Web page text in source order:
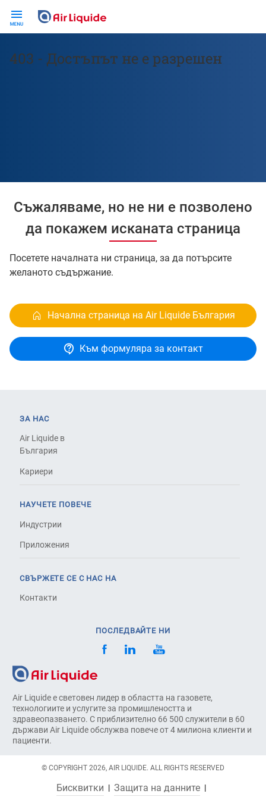
main
403 - Достъпът не е разрешен
Съжаляваме, но не ни е позволено
да покажем исканата страница
Посетете началната ни страница, за да потърсите
желаното съдържание.
Начална страница на Air Liquide България
Към формуляра за контакт
Air Liquide е световен лидер в областта на газовете,
технологиите и услугите за промишлеността и
здравеопазването. С приблизително 66 500 служители в 60
държави Air Liquide обслужва повече от 4 милиона клиенти и
пациенти.
ЗА НАС
Air Liquide в
България
Кариери
НАУЧЕТЕ ПОВЕЧЕ
Индустрии
Приложения
СВЪРЖЕТЕ СЕ С НАС НА
Контакти
ПОСЛЕДВАЙТЕ НИ
© COPYRIGHT 2026, AIR LIQUIDE. ALL RIGHTS RESERVED
Бисквитки
Защита на данните